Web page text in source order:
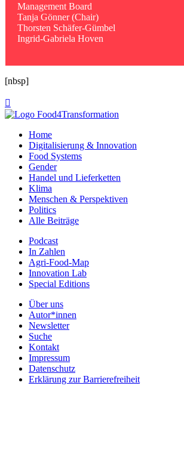
Management Board
Tanja Gönner (Chair)
Thorsten Schäfer-Gümbel
Ingrid-Gabriela Hoven
[nbsp]

Home
Digitalisierung & Innovation
Food Systems
Gender
Handel und Lieferketten
Klima
Menschen & Perspektiven
Politics
Alle Beiträge
Podcast
In Zahlen
Agri-Food-Map
Innovation Lab
Special Editions
Über uns
Autor*innen
Newsletter
Suche
Kontakt
Impressum
Datenschutz
Erklärung zur Barrierefreiheit